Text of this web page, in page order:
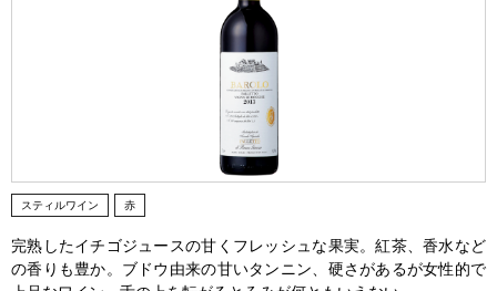
スティルワイン 赤
完熟したイチゴジュースの甘くフレッシュな果実。紅茶、香水など
の香りも豊か。ブドウ由来の甘いタンニン、硬さがあるが女性的で